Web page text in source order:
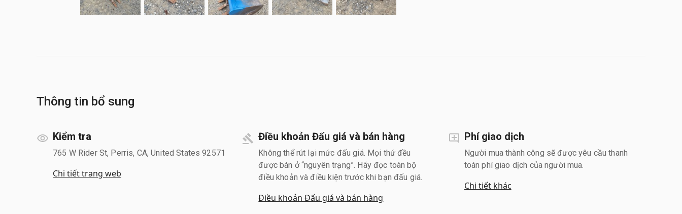
Thông tin bổ sung
Kiểm tra
765 W Rider St, Perris, CA, United States 92571
Chi tiết trang web
Điều khoản Đấu giá và bán hàng
Không thể rút lại mức đấu giá. Mọi thứ đều
được bán ở “nguyên trạng”. Hãy đọc toàn bộ
điều khoản và điều kiện trước khi bạn đấu giá.
Điều khoản Đấu giá và bán hàng
Phí giao dịch
Người mua thành công sẽ được yêu cầu thanh
toán phí giao dịch của người mua.
Chi tiết khác